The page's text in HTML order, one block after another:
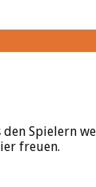
Spielern
freuen.